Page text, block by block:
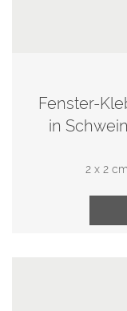
Fenster-
in
2 x 2